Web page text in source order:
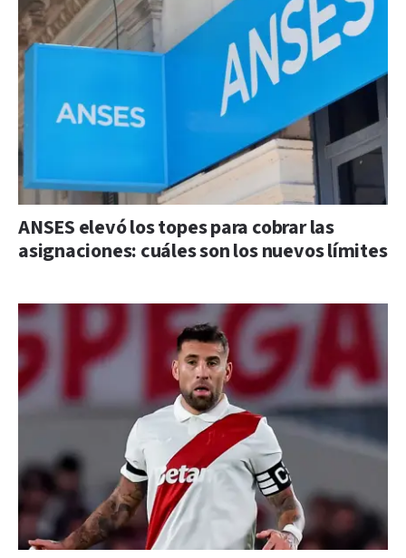
ANSES elevó los topes para cobrar las
asignaciones: cuáles son los nuevos límites